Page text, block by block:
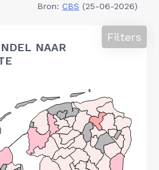
Bron: CBS (25-06-2026)
NAAR
Filters